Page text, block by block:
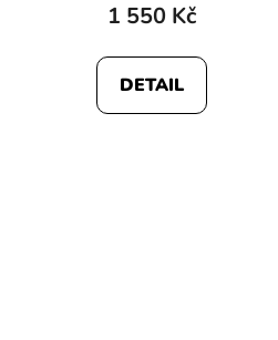
1 550 Kč
DETAIL